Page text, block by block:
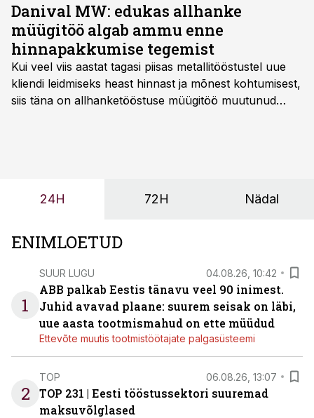
Danival MW: edukas allhanke
müügitöö algab ammu enne
hinnapakkumise tegemist
Kui veel viis aastat tagasi piisas metallitööstustel uue
kliendi leidmiseks heast hinnast ja mõnest kohtumisest,
siis täna on allhanketööstuse müügitöö muutunud
24H 72H Nädal
ENIMLOETUD
1
SUUR LUGU 04.08.26, 10:42
ABB palkab Eestis tänavu veel 90 inimest.
Juhid avavad plaane: suurem seisak on läbi,
uue aasta tootmismahud on ette müüdud
Ettevõte muutis tootmistöötajate palgasüsteemi
2
TOP 06.08.26, 13:07
TOP 231 | Eesti tööstussektori suuremad
maksuvõlglased